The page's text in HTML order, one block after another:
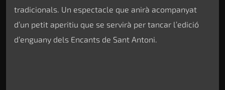
tradicionals. Un espectacle que anirà acompanyat
d’un petit aperitiu que se servirà per tancar l’edició
d’enguany dels Encants de Sant Antoni.